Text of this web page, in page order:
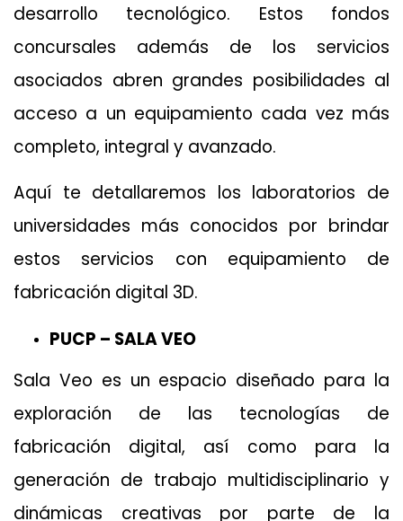
desarrollo tecnológico. Estos fondos
concursales además de los servicios
asociados abren grandes posibilidades al
acceso a un equipamiento cada vez más
completo, integral y avanzado.
Aquí te detallaremos los laboratorios de
universidades más conocidos por brindar
estos servicios con equipamiento de
fabricación digital 3D.
PUCP – SALA VEO
Sala Veo es un espacio diseñado para la
exploración de las tecnologías de
fabricación digital, así como para la
generación de trabajo multidisciplinario y
dinámicas creativas por parte de la